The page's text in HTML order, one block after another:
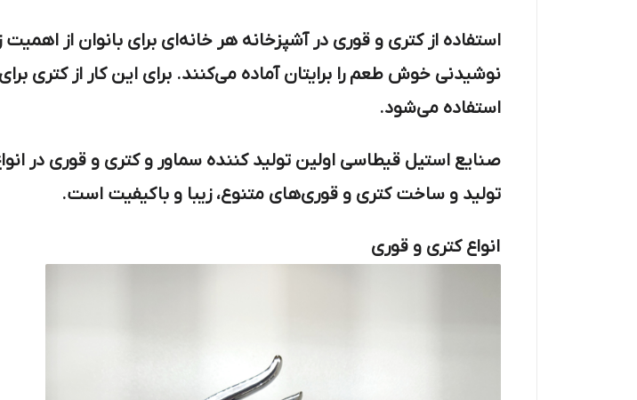
استفاده از کتری و قوری در آشپزخانه هر خانه‌ای برای بانوان از
نوشیدنی خوش طعم را برایتان آماده می‌کنند. برای این کار از کتری
استفاده می‌شود.
صنایع استیل قیطاسی اولین تولید کننده سماور و کتری و قوری در
تولید و ساخت کتری و قوری‌های متنوع، زیبا و باکیفیت است.
انواع کتری و قوری